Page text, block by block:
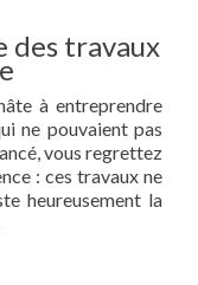
des travaux
à entreprendre
ne pouvaient pas
vous regrettez
: ces travaux ne
heureusement la